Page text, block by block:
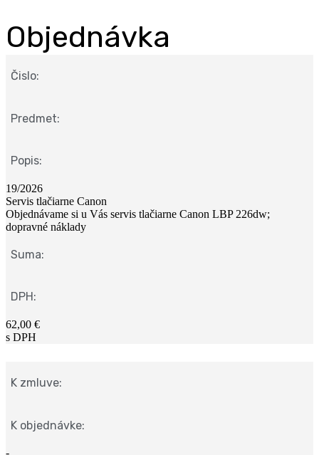
Objednávka
Čislo:
Predmet:
Popis:
19/2026
Servis tlačiarne Canon
Objednávame si u Vás servis tlačiarne Canon LBP 226dw;
dopravné náklady
Suma:
DPH:
62,00 €
s DPH
K zmluve:
K objednávke:
-